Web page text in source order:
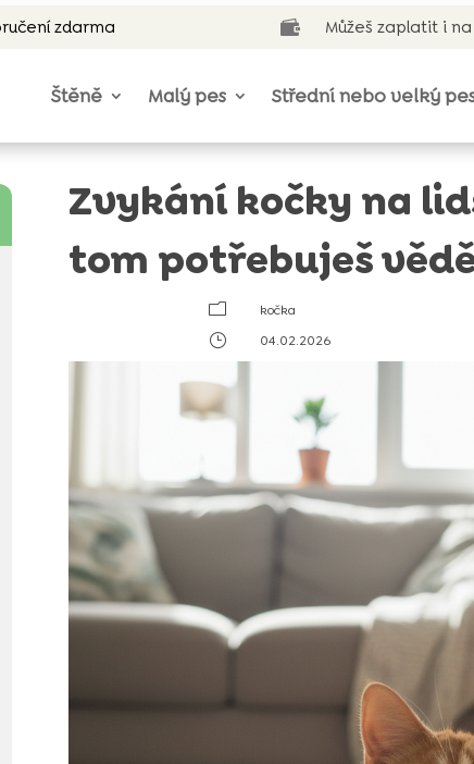
zdarma  Můžeš zaplatit i
Štěně Malý pes Střední nebo velký
Zvykání kočky na
tom potřebuješ
m
kočka
}
04.02.2026